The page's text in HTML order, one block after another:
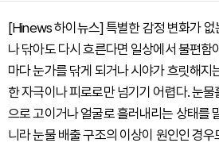
[Hinews 하이뉴스] 특별한 감정 변화가 없
나 닦아도 다시 흐른다면 일상에서 불편함
마다 눈가를 닦게 되거나 시야가 흐릿해지
한 자극이나 피로로만 넘기기 어렵다. 눈
으로 고이거나 얼굴로 흘러내리는 상태를
니라 눈물 배출 구조의 이상이 원인인 경우